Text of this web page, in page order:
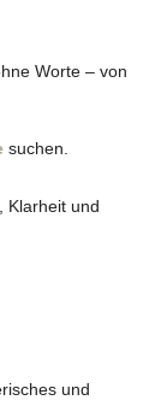
Worte – von
suchen.
Klarheit und
und